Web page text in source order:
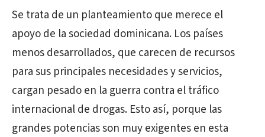
Se trata de un planteamiento que merece el
apoyo de la sociedad dominicana. Los países
menos desarrollados, que carecen de recursos
para sus principales necesidades y servicios,
cargan pesado en la guerra contra el tráfico
internacional de drogas. Esto así, porque las
grandes potencias son muy exigentes en esta